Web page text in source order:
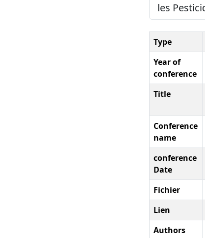
les
Type
Year of
conference
Title
Conference
name
conference
Date
Fichier
Lien
Authors